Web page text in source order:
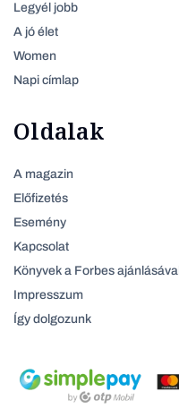
Legyél jobb
A jó élet
Women
Napi címlap
Oldalak
A magazin
Előfizetés
Esemény
Kapcsolat
Könyvek a Forbes ajánlásával
Impresszum
Így dolgozunk